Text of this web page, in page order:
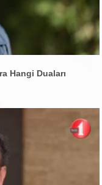
Hangi Duaları